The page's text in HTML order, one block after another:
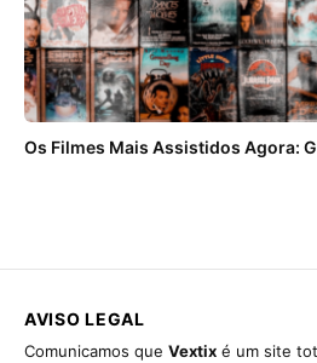
Os Filmes Mais Assistidos Agora:
AVISO LEGAL
Comunicamos que Vextix é um site